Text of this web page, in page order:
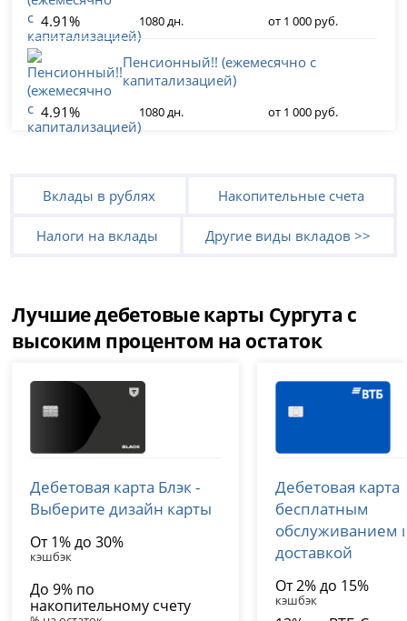
4.91%
1080 дн. от 1 000 руб.
Пенсионный!! (ежемесячно с
капитализацией)
4.91%
1080 дн. от 1 000 руб.
Вклады в рублях Накопительные счета
Налоги на вклады Другие виды вкладов >>
Лучшие дебетовые карты Сургута с
высоким процентом на остаток
лицензия № 2673
Дебетовая карта Блэк -
Выберите дизайн карты
От 1% до 30%
кэшбэк
До 9% по
накопительному счету
лицензия № 1000
Дебетовая карта
бесплатным
обслуживанием
доставкой
От 2% до 15%
кэшбэк